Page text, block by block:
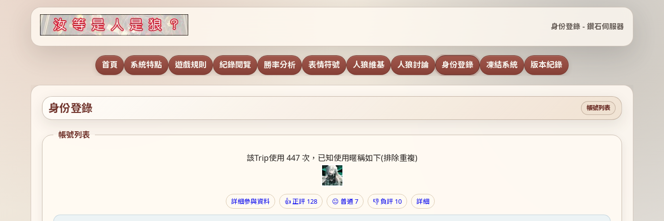
身份登錄 - 鑽石伺服器
首頁 系統特點 遊戲規則 紀錄閱覽 勝率分析 表情符號 人狼維基 人狼討論 身份登錄 凍結系統 版本紀錄
身份登錄 帳號列表
帳號列表
該Trip使用 447 次，已知使用暱稱如下(排除重複)
詳細參與資料 👍 正評 128 😐 普通 7 👎 負評 10 詳細